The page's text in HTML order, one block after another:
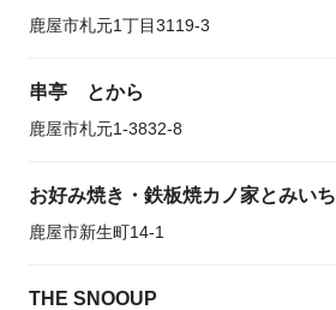
鹿屋市札元1丁目3119-3
串亭 とから
鹿屋市札元1-3832-8
お好み焼き・鉄板焼カノ家とみいち
鹿屋市新生町14-1
THE SNOOUP